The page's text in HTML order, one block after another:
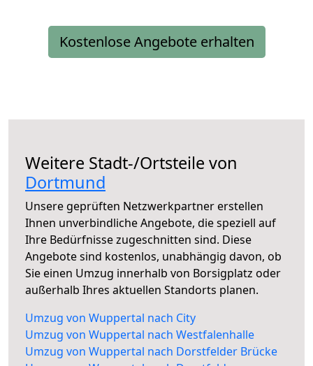
Kostenlose Angebote erhalten
Weitere Stadt-/Ortsteile von
Dortmund
Unsere geprüften Netzwerkpartner erstellen
Ihnen unverbindliche Angebote, die speziell auf
Ihre Bedürfnisse zugeschnitten sind. Diese
Angebote sind kostenlos, unabhängig davon, ob
Sie einen Umzug innerhalb von Borsigplatz oder
außerhalb Ihres aktuellen Standorts planen.
Umzug von Wuppertal nach City
Umzug von Wuppertal nach Westfalenhalle
Umzug von Wuppertal nach Dorstfelder Brücke